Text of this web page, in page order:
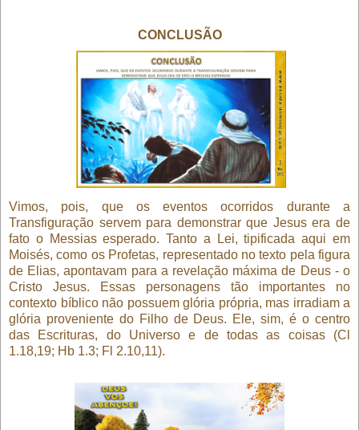
CONCLUSÃO
Vimos, pois, que os eventos ocorridos durante a
Transfiguração servem para demonstrar que Jesus era de
fato o Messias esperado. Tanto a Lei, tipificada aqui em
Moisés, como os Profetas, representado no texto pela figura
de Elias, apontavam para a revelação máxima de Deus - o
Cristo Jesus. Essas personagens tão importantes no
contexto bíblico não possuem glória própria, mas irradiam a
glória proveniente do Filho de Deus. Ele, sim, é o centro
das Escrituras, do Universo e de todas as coisas (Cl
1.18,19; Hb 1.3; Fl 2.10,11).